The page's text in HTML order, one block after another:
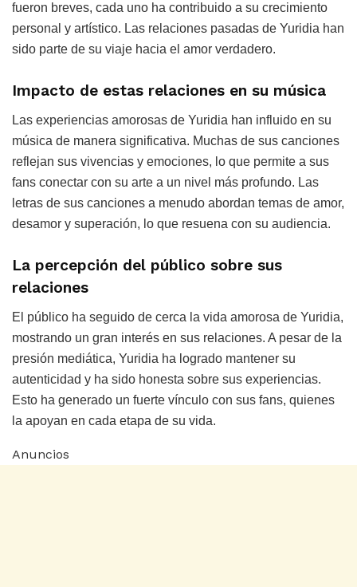
fueron breves, cada uno ha contribuido a su crecimiento
personal y artístico. Las relaciones pasadas de Yuridia han
sido parte de su viaje hacia el amor verdadero.
Impacto de estas relaciones en su música
Las experiencias amorosas de Yuridia han influido en su
música de manera significativa. Muchas de sus canciones
reflejan sus vivencias y emociones, lo que permite a sus
fans conectar con su arte a un nivel más profundo. Las
letras de sus canciones a menudo abordan temas de amor,
desamor y superación, lo que resuena con su audiencia.
La percepción del público sobre sus
relaciones
El público ha seguido de cerca la vida amorosa de Yuridia,
mostrando un gran interés en sus relaciones. A pesar de la
presión mediática, Yuridia ha logrado mantener su
autenticidad y ha sido honesta sobre sus experiencias.
Esto ha generado un fuerte vínculo con sus fans, quienes
la apoyan en cada etapa de su vida.
Anuncios